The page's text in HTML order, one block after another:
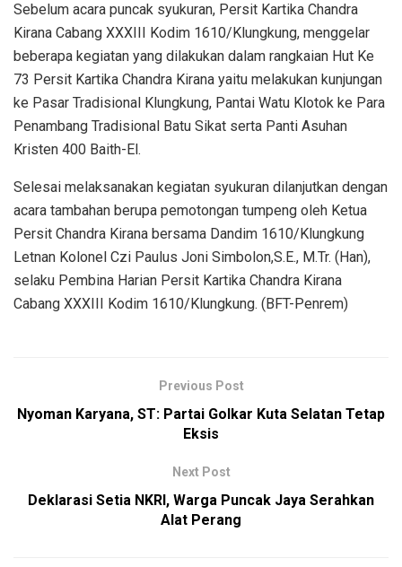
Sebelum acara puncak syukuran, Persit Kartika Chandra
Kirana Cabang XXXIII Kodim 1610/Klungkung, menggelar
beberapa kegiatan yang dilakukan dalam rangkaian Hut Ke
73 Persit Kartika Chandra Kirana yaitu melakukan kunjungan
ke Pasar Tradisional Klungkung, Pantai Watu Klotok ke Para
Penambang Tradisional Batu Sikat serta Panti Asuhan
Kristen 400 Baith-El.
Selesai melaksanakan kegiatan syukuran dilanjutkan dengan
acara tambahan berupa pemotongan tumpeng oleh Ketua
Persit Chandra Kirana bersama Dandim 1610/Klungkung
Letnan Kolonel Czi Paulus Joni Simbolon,S.E., M.Tr. (Han),
selaku Pembina Harian Persit Kartika Chandra Kirana
Cabang XXXIII Kodim 1610/Klungkung. (BFT-Penrem)
Previous Post
Nyoman Karyana, ST: Partai Golkar Kuta Selatan Tetap
Eksis
Next Post
Deklarasi Setia NKRI, Warga Puncak Jaya Serahkan
Alat Perang